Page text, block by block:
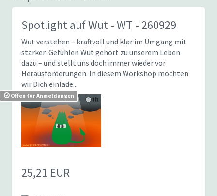
Spotlight auf Wut- WT - 260929
Wut verstehen – kraftvoll und klar im Umgang mit
starken Gefühlen Wut gehört zu unserem Leben
dazu – und stellt uns doch immer wieder vor
Herausforderungen. In diesem Workshop möchten
wir Dich einlade...
Offen für Anmeldungen
25,21 EUR